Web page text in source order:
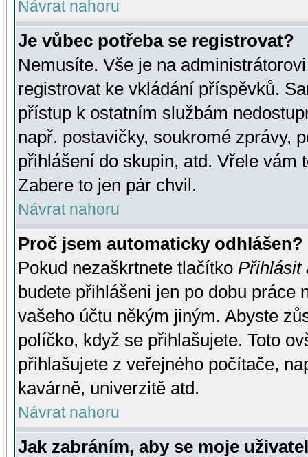
Návrat nahoru
Je vůbec potřeba se registrovat?
Nemusíte. Vše je na
registrovat ke vkládání příspěvků.
přístup k ostatním službám
např. postavičky, soukromé zprávy,
přihlášení do skupin, atd. Vřele vám
Zabere to jen pár chvil.
Návrat nahoru
Proč jsem automaticky odhlášen?
Pokud nezaškrtnete tlačítko Přihlásit
budete přihlášeni jen po dobu práce
vašeho účtu někým jiným. Abyste
políčko, když se přihlašujete. Toto
přihlašujete z veřejného počítače,
kavárně, univerzitě atd.
Návrat nahoru
Jak zabráním, aby se moje